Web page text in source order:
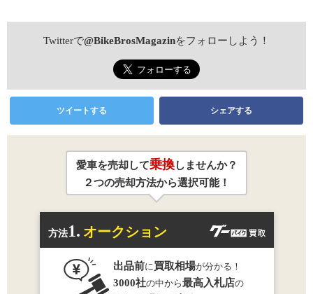
Twitterで@BikeBrosMagazinをフォローしよう！
ツイートする シェアする
愛車を売却して乗換しませんか？
２つの売却方法から選択可能！
方法1. オークション
出品前に買取相場が分かる！
3000社の中から最高入札店の